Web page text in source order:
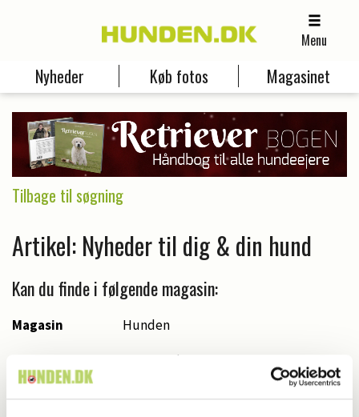
Menu
Nyheder Køb fotos Magasinet
Tilbage til søgning
Artikel: Nyheder til dig & din hund
Kan du finde i følgende magasin:
Magasin
Hunden
Faste spalter
Udgivet år
2026